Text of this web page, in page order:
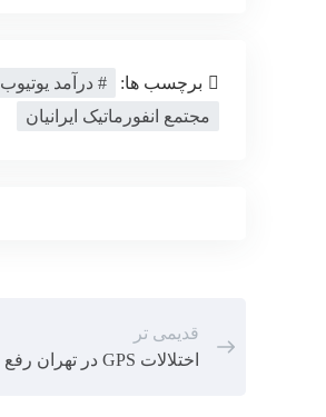
برچسب ها: # درآمد یوتیوب
مجتمع انفورماتیک ایرانیان
قدیمی تر
اختلالات GPS در تهران رفع شد